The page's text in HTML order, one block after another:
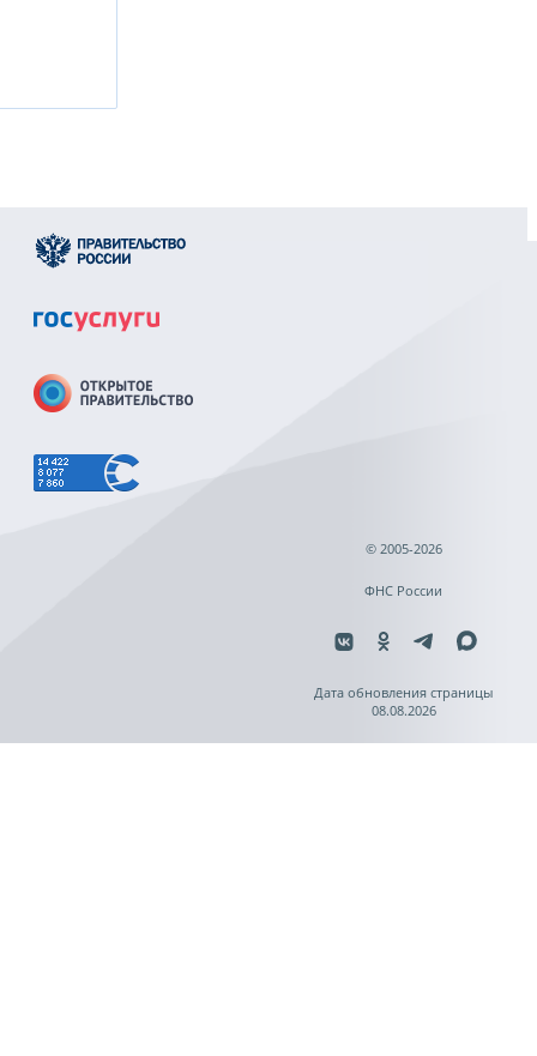
© 2005-2026
ФНС России
Дата обновления страницы
08.08.2026